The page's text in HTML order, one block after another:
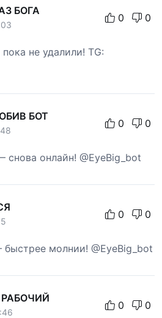
БОГА
0 0
не удалили! TG:
БОТ
0 0
онлайн! @EyeBig_bot
0 0
молнии! @EyeBig_bot
0 0